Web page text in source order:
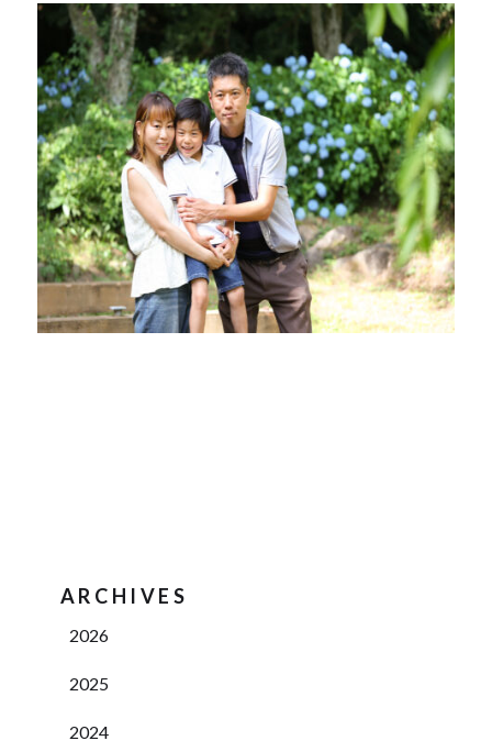
ARCHIVES
2026
2025
2024